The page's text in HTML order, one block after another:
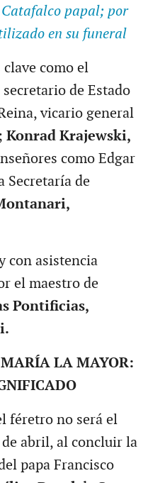
Catafalco papal; por
en su funeral
como el
secretario de Estado
vicario general
Konrad Krajewski,
como Edgar
Secretaría de
con asistencia
el maestro de
Pontificias,
MARÍA LA MAYOR:
féretro no será el
abril, al concluir la
papa Francisco